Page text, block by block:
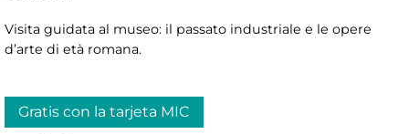
Visita guidata al museo: il passato industriale e le opere
d’arte di età romana.
Gratis con la tarjeta MIC